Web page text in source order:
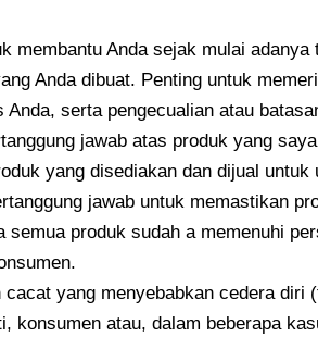
Anda sejak mulai adanya
Anda dibuat. Penting untuk
serta pengecualian atau
jawab atas produk yang
yang disediakan dan dijual untuk
jawab untuk memastikan
semua produk sudah a memenuhi
yang menyebabkan cedera diri
konsumen atau, dalam beberapa